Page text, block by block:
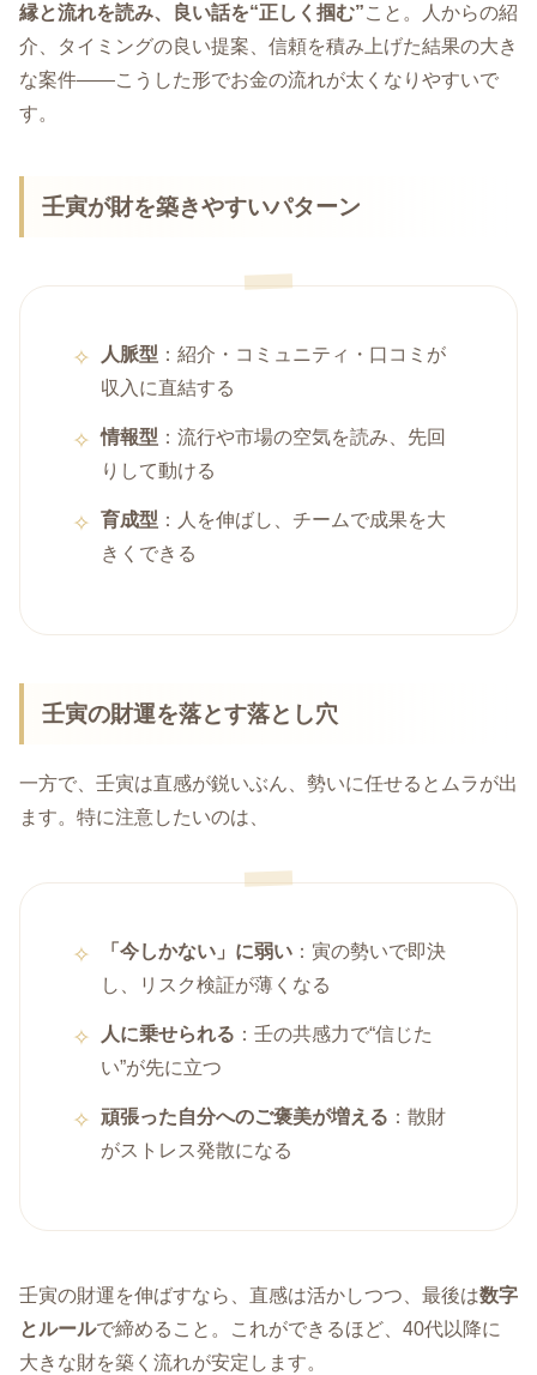
縁と流れを読み、良い話を“正しく掴む”こと。人からの紹
介、タイミングの良い提案、信頼を積み上げた結果の大き
な案件——こうした形でお金の流れが太くなりやすいで
す。
壬寅が財を築きやすいパターン
人脈型 ：紹介・コミュニティ・口コミが
収入に直結する
情報型 ：流行や市場の空気を読み、先回
りして動ける
育成型 ：人を伸ばし、チームで成果を大
きくできる
壬寅の財運を落とす落とし穴
一方で、壬寅は直感が鋭いぶん、勢いに任せるとムラが出
ます。特に注意したいのは、
「今しかない」に弱い ：寅の勢いで即決
し、リスク検証が薄くなる
人に乗せられる ：壬の共感力で“信じた
い”が先に立つ
頑張った自分へのご褒美が増える ：散財
がストレス発散になる
壬寅の財運を伸ばすなら、直感は活かしつつ、最後は数字
とルールで締めること。これができるほど、40代以降に
大きな財を築く流れが安定します。